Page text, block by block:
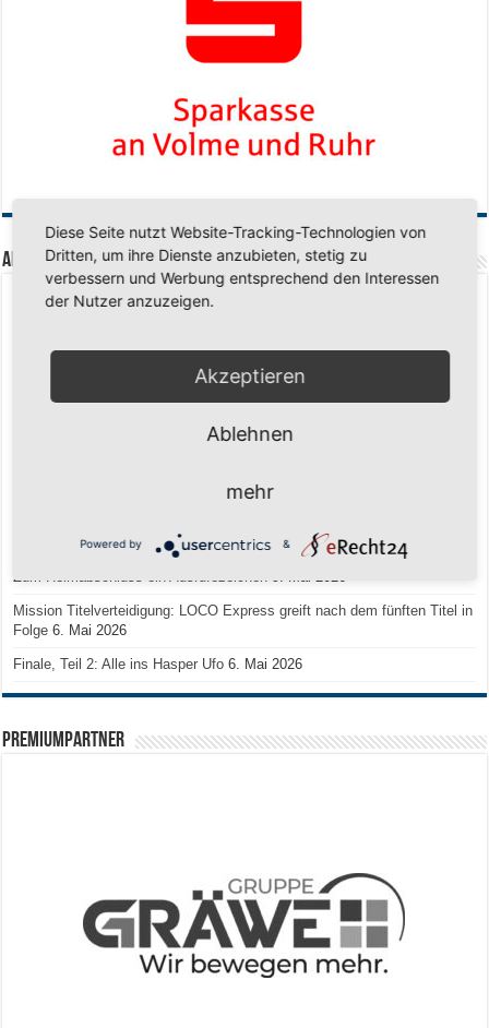
Aktuelle Beiträge
Senioren-Training in den Sommerferien – wir bleiben fit!
Team LOCO Germany wird Vize-Europameister 2026
Reise nach Berlin – 4 Talente aus Hagener Vereinen mit dem WBV
Regionalliga-Meister SV Haspe 70 12. Mai 2026
zum Deutschen Meister 11. Mai 2026
Zum Heimabschluss ein Ausrufezeichen
Mission Titelverteidigung: LOCO Express greift nach dem fünften Titel in
Folge 6. Mai 2026
Finale, Teil 2: Alle ins Hasper Ufo 6. Mai 2026
PREMIUMPARTNER
Diese Seite nutzt Website-Tracking-Technologien von
Dritten, um ihre Dienste anzubieten, stetig zu
verbessern und Werbung entsprechend den Interessen
der Nutzer anzuzeigen.
Akzeptieren
Ablehnen
mehr
Powered by &